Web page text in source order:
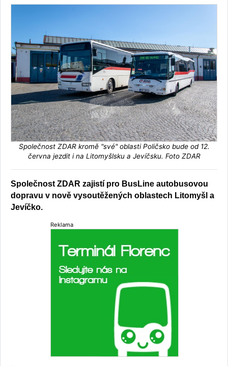
Společnost ZDAR kromě "své" oblasti Poličsko bude od 12.
června jezdit i na Litomyšlsku a Jevíčsku. Foto ZDAR
Společnost ZDAR zajistí pro BusLine autobusovou
dopravu v nově vysoutěžených oblastech Litomyšl a
Jevíčko.
Reklama